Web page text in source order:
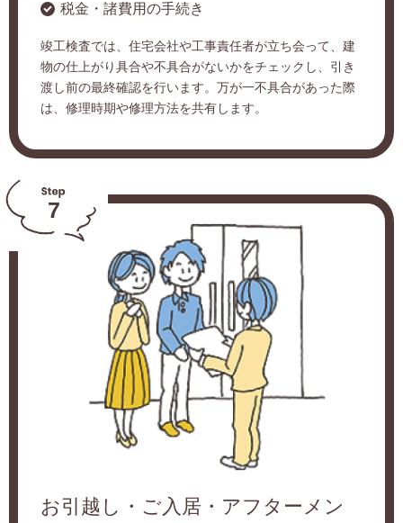
税金・諸費用の手続き
竣工検査では、住宅会社や工事責任者が立ち会って、建
物の仕上がり具合や不具合がないかをチェックし、引き
渡し前の最終確認を行います。万が一不具合があった際
は、修理時期や修理方法を共有します。
7
お引越し・ご入居・アフターメン